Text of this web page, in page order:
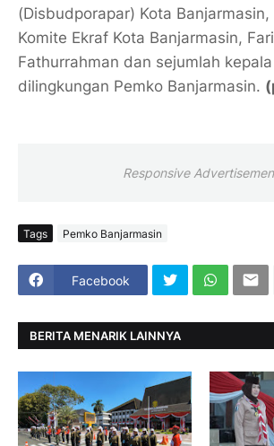
(Disbudporapar) Kota Banjarmasin,
Komite Ekraf Kota Banjarmasin,
Fathurrahman dan sejumlah kepala
dilingkungan Pemko Banjarmasin.
Responsive
Tags Pemko Banjarmasin
Facebook
BERITA MENARIK LAINNYA